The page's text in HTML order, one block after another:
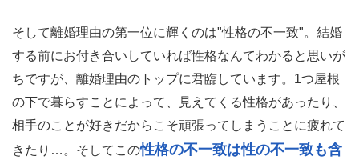
そして離婚理由の第一位に輝くのは"性格の不一致"。結婚
する前にお付き合いしていれば性格なんてわかると思いが
ちですが、離婚理由のトップに君臨しています。1つ屋根
の下で暮らすことによって、見えてくる性格があったり、
相手のことが好きだからこそ頑張ってしまうことに疲れて
きたり…。そしてこの性格の不一致は性の不一致も含